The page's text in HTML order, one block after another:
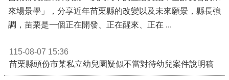
來場景學」，分享近年苗栗縣的改變以及未來願景，縣長強
調，苗栗是一個正在開發、正在醒來、正在 ...
115-08-07 15:36
苗栗縣頭份市某私立幼兒園疑似不當對待幼兒案件說明稿